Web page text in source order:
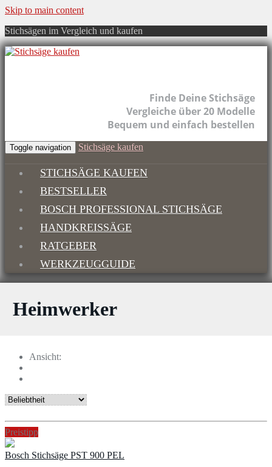
Skip to main content
Stichsägen im Vergleich und kaufen
Finde Deine Stichsäge
Vergleiche über 20 Modelle
Bequem und einfach bestellen
Toggle navigation Stichsäge kaufen
STICHSÄGE KAUFEN
BESTSELLER
BOSCH PROFESSIONAL STICHSÄGE
HANDKREISSÄGE
RATGEBER
WERKZEUGGUIDE
Heimwerker
Ansicht:
Preistipp
Bosch Stichsäge PST 900 PEL